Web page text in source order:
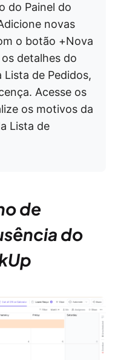
do Painel do
novas
o botão +Nova
detalhes do
Lista de Pedidos,
Acesse os
os motivos da
Lista de
de
do